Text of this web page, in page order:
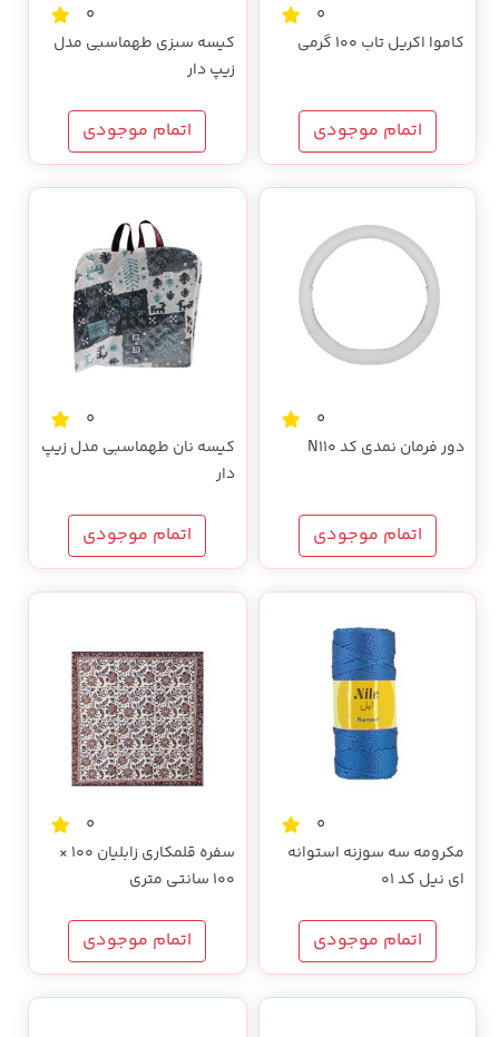
0
کاموا اکریل تاب 100 گرمی
اتمام موجودی
0
کیسه سبزی طهماسبی مدل
زیپ دار
اتمام موجودی
0
دور فرمان نمدی کد N110
اتمام موجودی
0
کیسه نان طهماسبی مدل زیپ
دار
اتمام موجودی
0
مکرومه سه سوزنه استوانه
ای نیل کد 01
اتمام موجودی
0
سفره قلمکاری زابلیان 100 ×
100 سانتی متری
اتمام موجودی